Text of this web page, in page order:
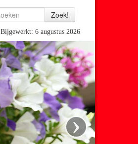
Bijgewerkt: 6 augustus 2026
›